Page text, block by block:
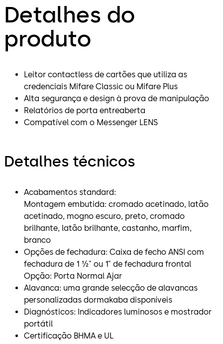
Detalhes do
produto
Leitor contactless de cartões que utiliza as
credenciais Mifare Classic ou Mifare Plus
Alta segurança e design à prova de manipulação
Relatórios de porta entreaberta
Compatível com o Messenger LENS
Detalhes técnicos
Acabamentos standard:
Montagem embutida: cromado acetinado, latão
acetinado, mogno escuro, preto, cromado
brilhante, latão brilhante, castanho, marfim,
branco
Opções de fechadura: Caixa de fecho ANSI com
fechadura de 1 ½" ou 1" de fechadura frontal
Opção: Porta Normal Ajar
Alavanca: uma grande selecção de alavancas
personalizadas dormakaba disponíveis
Diagnósticos: Indicadores luminosos e mostrador
portátil
Certificação BHMA e UL